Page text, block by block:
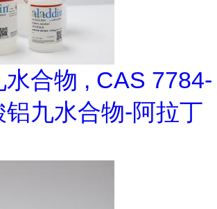
合物 , CAS 7784-
铝九水合物-阿拉丁